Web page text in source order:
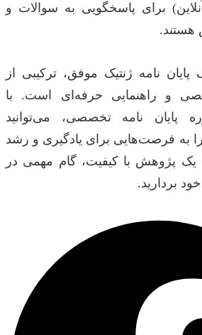
برای پاسخگویی به سوالات و
هستند.
نامه ژنتیک موفق، ترکیبی از
و راهنمایی حرفه‌ای است. با
پایان نامه تخصصی، می‌توانید
به فرصت‌هایی برای یادگیری و رشد
یک پژوهش با کیفیت، گام مهمی در
بردارید.